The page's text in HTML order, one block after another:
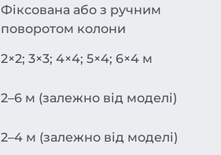
Фіксована або з ручним
поворотом колони
2×2; 3×3; 4×4; 5×4; 6×4 м
2–6 м (залежно від моделі)
2–4 м (залежно від моделі)